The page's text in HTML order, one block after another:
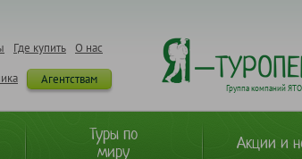
О нас
Где купить
Агентствам
Группа компаний ЯТО
Туры по
миру
Акции и